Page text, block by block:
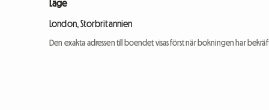
Läge
London, Storbritannien
Den exakta adressen till boendet visas först när bokningen har